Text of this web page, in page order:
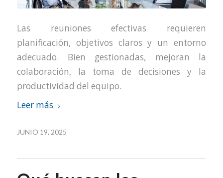
Las reuniones efectivas requieren
planificación, objetivos claros y un entorno
adecuado. Bien gestionadas, mejoran la
colaboración, la toma de decisiones y la
productividad del equipo.
Leer más
JUNIO 19, 2025